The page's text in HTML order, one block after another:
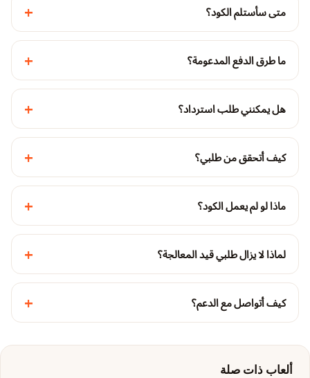
متى سأستلم الكود؟ +
ما طرق الدفع المدعومة؟ +
هل يمكنني طلب استرداد؟ +
كيف أتحقق من طلبي؟ +
ماذا لو لم يعمل الكود؟ +
لماذا لا يزال طلبي قيد المعالجة؟ +
كيف أتواصل مع الدعم؟ +
ألعاب ذات صلة